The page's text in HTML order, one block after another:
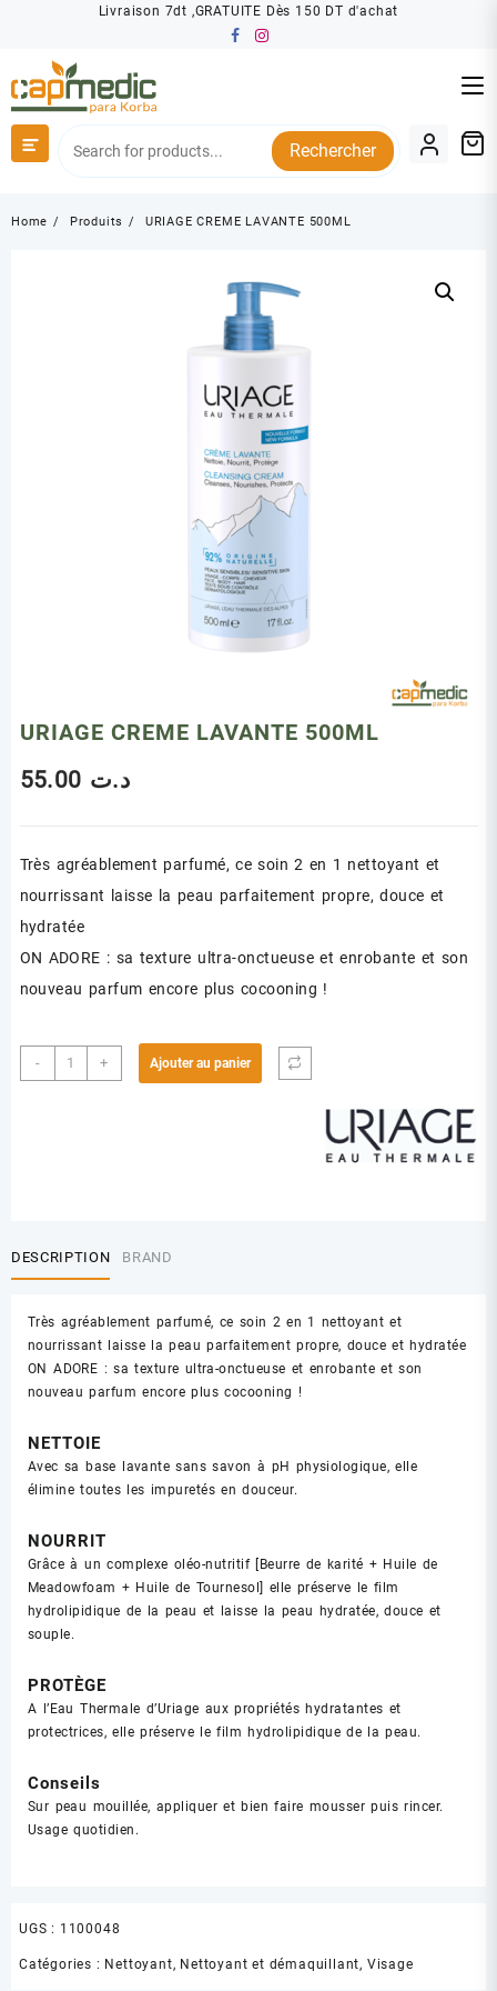
Livraison 7dt ,GRATUITE Dès 150 DT d'achat
Rechercher
Home Produits URIAGE CREME LAVANTE 500ML
URIAGE CREME LAVANTE 500ML
د.ت
Très agréablement parfumé, ce soin 2 en 1 nettoyant et
nourrissant laisse la peau parfaitement propre, douce et
hydratée
ON ADORE : sa texture ultra-onctueuse et enrobante et son
nouveau parfum encore plus cocooning !
-
quantité
de
+ Ajouter au panier
DESCRIPTION BRAND
Très agréablement parfumé, ce soin 2 en 1 nettoyant et
nourrissant laisse la peau parfaitement propre, douce et hydratée
ON ADORE : sa texture ultra-onctueuse et enrobante et son
nouveau parfum encore plus cocooning !
NETTOIE
Avec sa base lavante sans savon à pH physiologique, elle
élimine toutes les impuretés en douceur.
NOURRIT
Grâce à un complexe oléo-nutritif [Beurre de karité + Huile de
Meadowfoam + Huile de Tournesol] elle préserve le film
hydrolipidique de la peau et laisse la peau hydratée, douce et
souple.
PROTÈGE
A l’Eau Thermale d’Uriage aux propriétés hydratantes et
protectrices, elle préserve le film hydrolipidique de la peau.
Conseils
Sur peau mouillée, appliquer et bien faire mousser puis rincer.
Usage quotidien.
UGS : 1100048
Catégories : Nettoyant, Nettoyant et démaquillant, Visage